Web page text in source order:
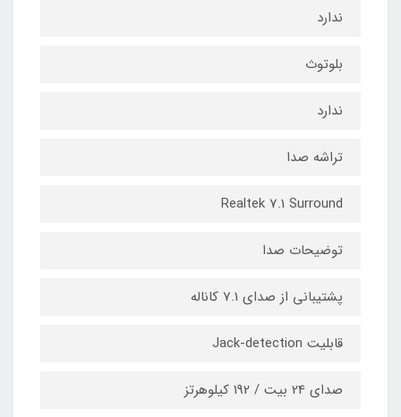
ندارد
بلوتوث
ندارد
تراشه صدا
Realtek 7.1 Surround
توضیحات صدا
پشتیبانی از صدای 7.1 کاناله
قابلیت Jack-detection
صدای 24 بیت / 192 کیلوهرتز